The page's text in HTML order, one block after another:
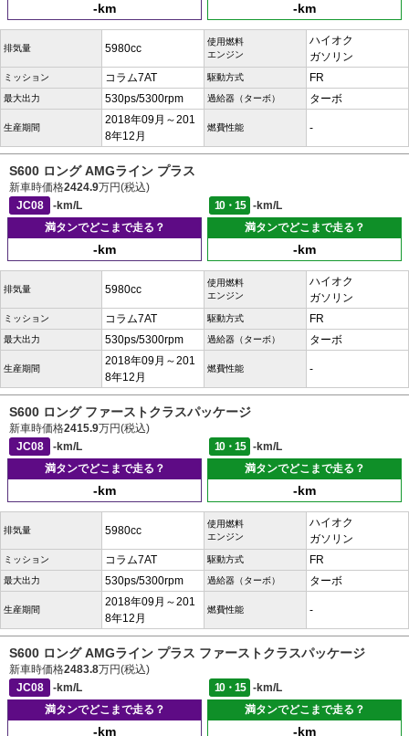
-km -km
排気量 5980cc
使用燃料
エンジン
ハイオク
ガソリン
ミッション コラム7AT 駆動方式 FR
最大出力 530ps/5300rpm 過給器（ターボ） ターボ
生産期間
2018年09月～201
8年12月
燃費性能 -
S600 ロング AMGライン プラス
新車時価格2424.9万円(税込)
JC08
-km/L 10・15
-km/L
満タンでどこまで走る？
-km
満タンでどこまで走る？
-km
排気量 5980cc
使用燃料
エンジン
ハイオク
ガソリン
ミッション コラム7AT 駆動方式 FR
最大出力 530ps/5300rpm 過給器（ターボ） ターボ
生産期間
2018年09月～201
8年12月
燃費性能 -
S600 ロング ファーストクラスパッケージ
新車時価格2415.9万円(税込)
JC08
-km/L 10・15
-km/L
満タンでどこまで走る？
-km
満タンでどこまで走る？
-km
排気量 5980cc
使用燃料
エンジン
ハイオク
ガソリン
ミッション コラム7AT 駆動方式 FR
最大出力 530ps/5300rpm 過給器（ターボ） ターボ
生産期間
2018年09月～201
8年12月
燃費性能 -
S600 ロング AMGライン プラス ファーストクラスパッケージ
新車時価格2483.8万円(税込)
JC08
-km/L 10・15
-km/L
満タンでどこまで走る？
-km
満タンでどこまで走る？
-km